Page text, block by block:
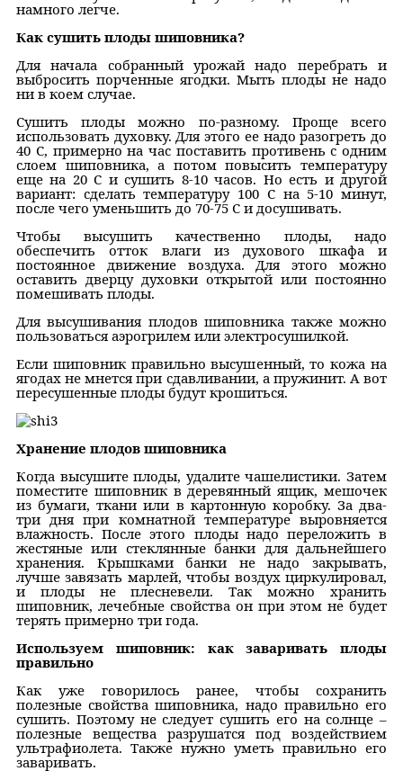
намного легче.
Как сушить плоды шиповника?
Для начала собранный урожай надо перебрать и
выбросить порченные ягодки. Мыть плоды не надо
ни в коем случае.
Сушить плоды можно по-разному. Проще всего
использовать духовку. Для этого ее надо разогреть до
40 С, примерно на час поставить противень с одним
слоем шиповника, а потом повысить температуру
еще на 20 С и сушить 8-10 часов. Но есть и другой
вариант: сделать температуру 100 С на 5-10 минут,
после чего уменьшить до 70-75 С и досушивать.
Чтобы высушить качественно плоды, надо
обеспечить отток влаги из духового шкафа и
постоянное движение воздуха. Для этого можно
оставить дверцу духовки открытой или постоянно
помешивать плоды.
Для высушивания плодов шиповника также можно
пользоваться аэрогрилем или электросушилкой.
Если шиповник правильно высушенный, то кожа на
ягодах не мнется при сдавливании, а пружинит. А вот
пересушенные плоды будут крошиться.
Хранение плодов шиповника
Когда высушите плоды, удалите чашелистики. Затем
поместите шиповник в деревянный ящик, мешочек
из бумаги, ткани или в картонную коробку. За два-
три дня при комнатной температуре выровняется
влажность. После этого плоды надо переложить в
жестяные или стеклянные банки для дальнейшего
хранения. Крышками банки не надо закрывать,
лучше завязать марлей, чтобы воздух циркулировал,
и плоды не плесневели. Так можно хранить
шиповник, лечебные свойства он при этом не будет
терять примерно три года.
Используем шиповник: как заваривать плоды
правильно
Как уже говорилось ранее, чтобы сохранить
полезные свойства шиповника, надо правильно его
сушить. Поэтому не следует сушить его на солнце –
полезные вещества разрушатся под воздействием
ультрафиолета. Также нужно уметь правильно его
заваривать.